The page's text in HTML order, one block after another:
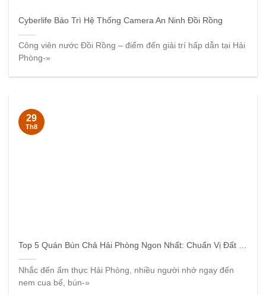
Cyberlife Bảo Trì Hệ Thống Camera An Ninh Đồi Rồng
Công viên nước Đồi Rồng – điểm đến giải trí hấp dẫn tại Hải
Phòng-»
Nhắc đến ẩm thực Hải Phòng, nhiều người nhớ ngay đến
nem cua bể, bún-»
29
Th8